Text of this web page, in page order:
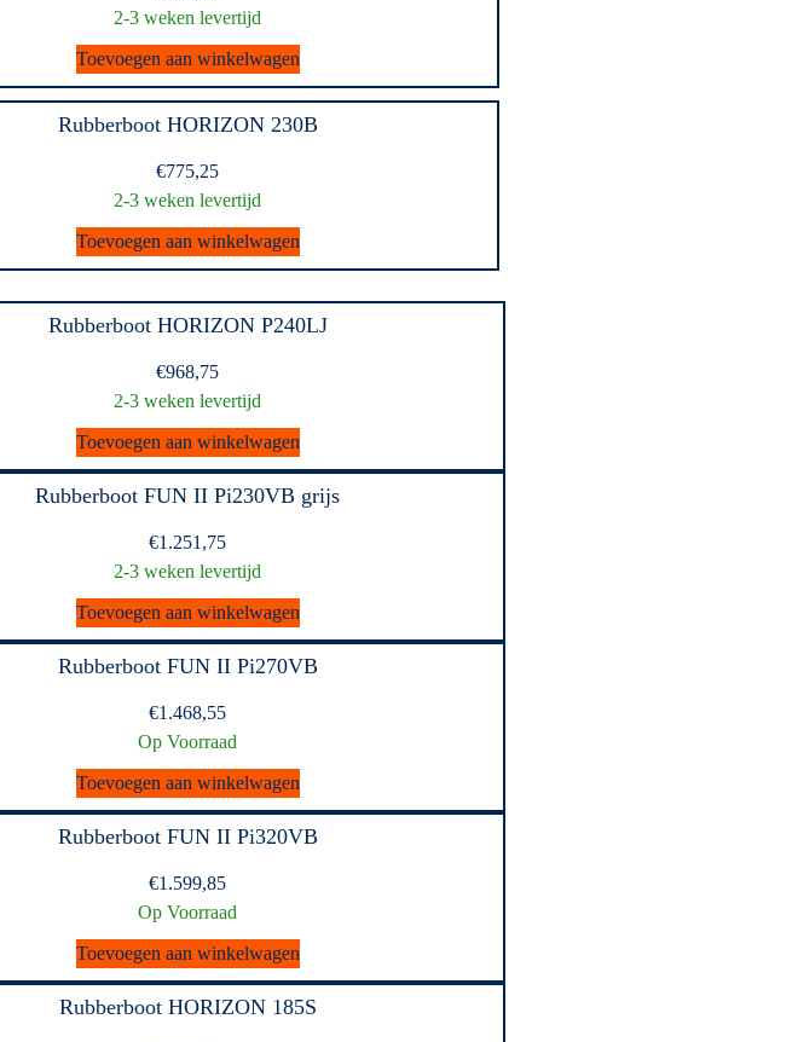
2-3 weken levertijd
Toevoegen aan winkelwagen
Rubberboot HORIZON 230B
€775,25
2-3 weken levertijd
Toevoegen aan winkelwagen
Rubberboot HORIZON P240LJ
€968,75
2-3 weken levertijd
Toevoegen aan winkelwagen
Rubberboot FUN II Pi230VB grijs
€1.251,75
2-3 weken levertijd
Toevoegen aan winkelwagen
Rubberboot FUN II Pi270VB
€1.468,55
Op Voorraad
Toevoegen aan winkelwagen
Rubberboot FUN II Pi320VB
€1.599,85
Op Voorraad
Toevoegen aan winkelwagen
Rubberboot HORIZON 185S